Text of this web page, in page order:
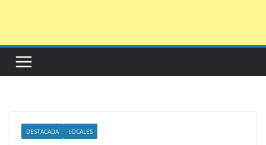
DESTACADA LOCALES